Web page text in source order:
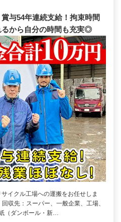
与54年連続支給！拘束時間
から自分の時間も充実◎
イクル工場への運搬をお任せしま
収先：スーパー、一般企業、工場、
（ダンボール・新…